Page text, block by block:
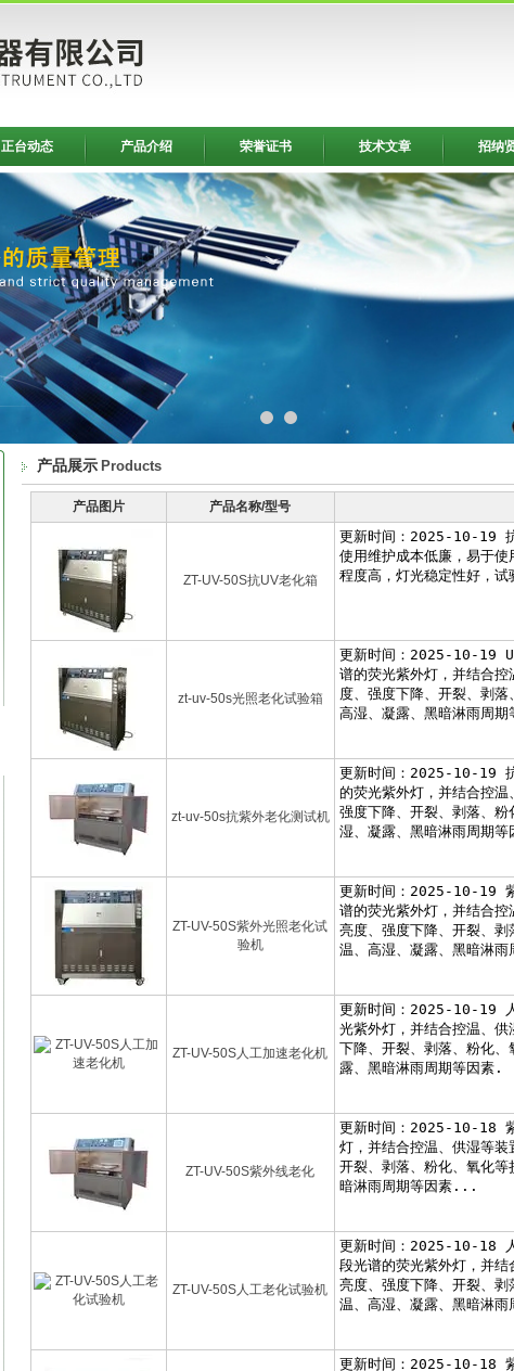
正台动态 产品介绍 荣誉证书 技术文章 招纳
产品展示 Products
产品图片 产品名称/型号
ZT-UV-50S抗UV老化箱
zt-uv-50s光照老化试验箱
zt-uv-50s抗紫外老化测试机
ZT-UV-50S紫外光照老化试
验机
ZT-UV-50S人工加速老化机
ZT-UV-50S紫外线老化
ZT-UV-50S人工老化试验机